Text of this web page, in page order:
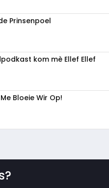
Prinsenpoel
kom mè Ellef Ellef
Bloeie Wir Op!